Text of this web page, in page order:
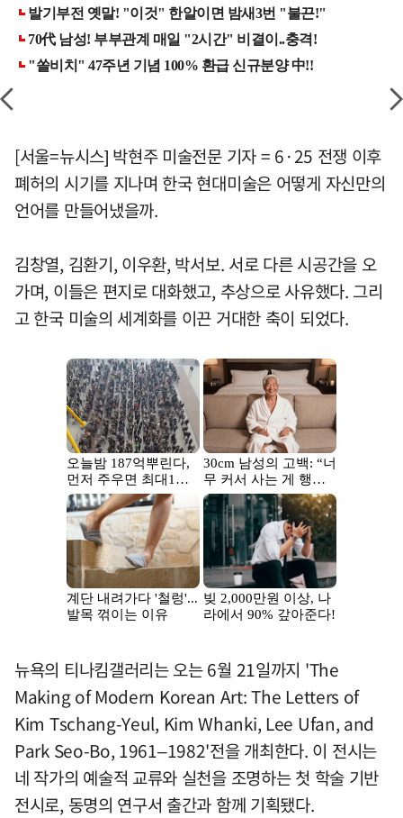
[서울=뉴시스] 박현주 미술전문 기자 = 6·25 전쟁 이후
폐허의 시기를 지나며 한국 현대미술은 어떻게 자신만의
언어를 만들어냈을까.
김창열, 김환기, 이우환, 박서보. 서로 다른 시공간을 오
가며, 이들은 편지로 대화했고, 추상으로 사유했다. 그리
고 한국 미술의 세계화를 이끈 거대한 축이 되었다.
뉴욕의 티나킴갤러리는 오는 6월 21일까지 'The
Making of Modern Korean Art: The Letters of
Kim Tschang-Yeul, Kim Whanki, Lee Ufan, and
Park Seo-Bo, 1961–1982'전을 개최한다. 이 전시는
네 작가의 예술적 교류와 실천을 조명하는 첫 학술 기반
전시로, 동명의 연구서 출간과 함께 기획됐다.